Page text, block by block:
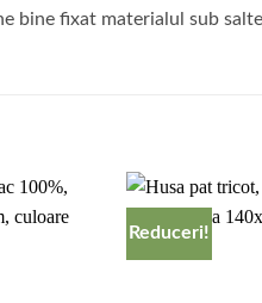
bine fixat materialul sub
Reduceri!